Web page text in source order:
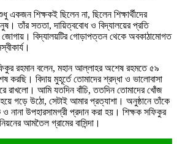
একজন শিক্ষকই ছিলেন না, ছিলেন শিক্ষার্থীদের
তাঁর সততা, দায়িত্ববোধ ও বিদ্যালয়ের প্রতি
জোগায়। বিদ্যালয়টির গোড়াপত্তন থেকে অবকাঠামোগত
রহমান বলেন, মহান আল্লাহর অশেষ রহমতে ৫৯
করছি। বিদায় মুহূর্তে তোমাদের শ্রদ্ধা ও ভালোবাসা
রাখলো। আমি যতদিন বাঁচি, ততদিন তোমাদের খোঁজ
গড়ে উঠো, সেটাই আমার প্রত্যাশা। অনুষ্ঠানে তাঁকে
ও নানা উপহারসামগ্রী প্রদান করা হয়। শিক্ষক সফিকুর
আমতৈল গ্রামের বাসিন্দা।